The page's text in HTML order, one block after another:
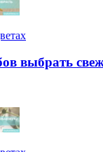
выбрать